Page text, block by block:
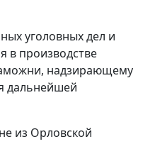
уголовных дел и
в производстве
надзирающему
дальнейшей
из Орловской